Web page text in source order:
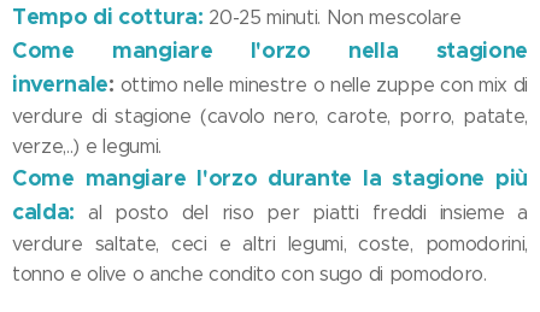
Tempo di cottura: 20-25 minuti. Non mescolare
Come mangiare l'orzo nella stagione
invernale: ottimo nelle minestre o nelle zuppe con mix di
verdure di stagione (cavolo nero, carote, porro, patate,
verze,..) e legumi.
Come mangiare l'orzo durante la stagione più
calda:
al posto del riso per piatti freddi insieme a
verdure saltate, ceci e altri legumi, coste, pomodorini,
tonno e olive o anche condito con sugo di pomodoro.